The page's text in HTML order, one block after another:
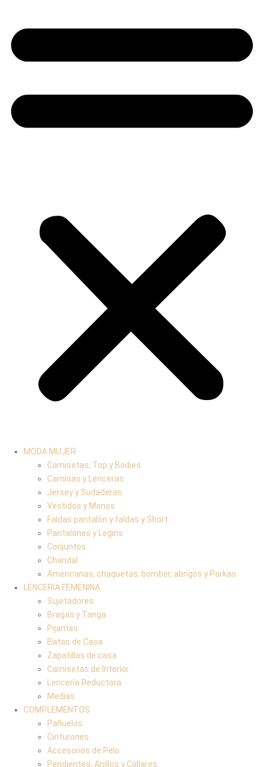
MODA MUJER
Camisetas, Top y Bodies
Camisas y Lenceras
Jersey y Sudaderas
Vestidos y Monos
Faldas pantalón y faldas y Short
Pantalones y Legins
Conjuntos
Chandal
Americanas, chaquetas, bomber, abrigos y Parkas
LENCERIA FEMENINA
Sujetadores
Bragas y Tanga
Pijamas
Batas de Casa
Zapatillas de casa
Camisetas de Interior
Lencería Reductora
Medias
COMPLEMENTOS
Pañuelos
Cinturones
Accesorios de Pelo
Pendientes, Anillos y Collares